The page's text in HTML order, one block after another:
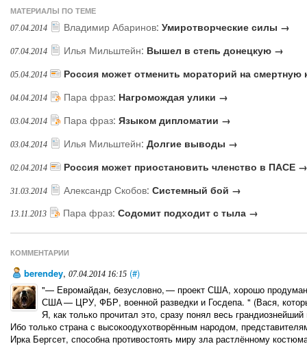
МАТЕРИАЛЫ ПО ТЕМЕ
07.04.2014 Владимир Абаринов: Умиротворческие силы →
07.04.2014 Илья Мильштейн: Вышел в степь донецкую →
05.04.2014 Россия может отменить мораторий на
04.04.2014 Пара фраз: Нагромождая улики →
03.04.2014 Пара фраз: Языком дипломатии →
03.04.2014 Илья Мильштейн: Долгие выводы →
02.04.2014 Россия может приостановить членство в ПАСЕ →
31.03.2014 Александр Скобов: Системный бой →
13.11.2013 Пара фраз: Содомит подходит с тыла →
КОММЕНТАРИИ
berendey, 07.04.2014 16:15 (#)
"— Евромайдан, безусловно, — проект США, хорошо
США — ЦРУ, ФБР, военной разведки и Госдепа. " (Вася,
Я, как только прочитал это, сразу понял весь
Ибо только страна с высокоодухотворённым народом,
Ирка Бергсет, способна противостоять миру зла растлённому